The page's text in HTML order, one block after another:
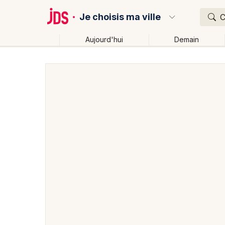
Je choisis ma ville
Aujourd'hui Demain